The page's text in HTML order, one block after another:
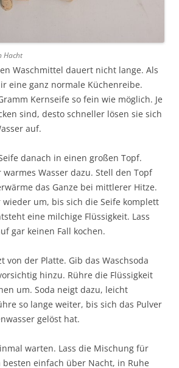
Hacht
Waschmittel dauert nicht lange. Als
eine ganz normale Küchenreibe.
Kernseife so fein wie möglich. Je
sind, desto schneller lösen sie sich
auf.
danach in einen großen Topf.
warmes Wasser dazu. Stell den Topf
das Ganze bei mittlerer Hitze.
um, bis sich die Seife komplett
eine milchige Flüssigkeit. Lass
gar keinen Fall kochen.
von der Platte. Gib das Waschsoda
hinzu. Rühre die Flüssigkeit
um. Soda neigt dazu, leicht
so lange weiter, bis sich das Pulver
gelöst hat.
warten. Lass die Mischung für
einfach über Nacht, in Ruhe